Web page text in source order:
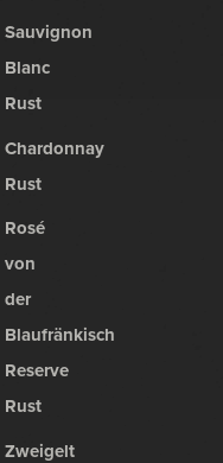
Sauvignon
Blanc
Rust
Chardonnay
Rust
Rosé
von
der
Blaufränkisch
Reserve
Rust
Zweigelt